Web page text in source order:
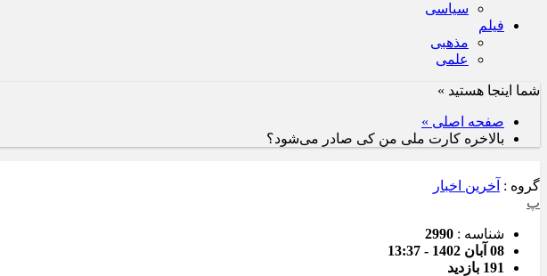
سیاسی
فیلم
مذهبی
علمی
شما اینجا هستید »
صفحه اصلی »
بالاخره کارت ملی من کی صادر می‌شود؟
گروه : آخرین اخبار
پ
شناسه : 2990
08 آبان 1402 - 13:37
191 بازدید